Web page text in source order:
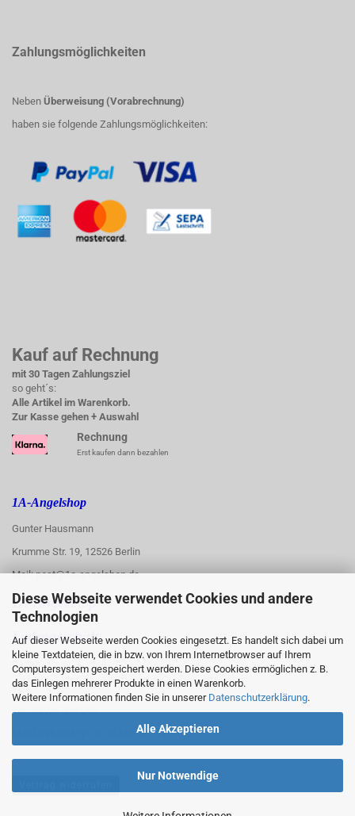
Diese Webseite verwendet Cookies und andere
Technologien
Auf dieser Webseite werden Cookies eingesetzt. Es handelt sich dabei um
kleine Textdateien, die in bzw. von Ihrem Internetbrowser auf Ihrem
Computersystem gespeichert werden. Diese Cookies ermöglichen z. B.
das Einlegen mehrerer Produkte in einen Warenkorb.
Weitere Informationen finden Sie in unserer Datenschutzerklärung.
Alle Akzeptieren
Nur Notwendige
Zahlungsmöglichkeiten
Neben Überweisung (Vorabrechnung)
haben sie folgende Zahlungsmöglichkeiten:
Kauf auf Rechnung
mit 30 Tagen Zahlungsziel
so geht´s:
Alle Artikel im Warenkorb.
Zur Kasse gehen + Auswahl
Rechnung
Erst kaufen dann bezahlen
1A-Angelshop
Gunter Hausmann
Krumme Str. 19, 12526 Berlin
Mail: post@1a-angelshop.de
1A-Angelshop-
Ladengeschäft::
Regattastr. 66
12527 Berlin
Tel.: 030/67890006
Mobil/WhatsApp: 0176 550 90 773